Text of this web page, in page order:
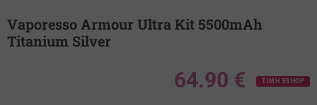
Vaporesso Armour Ultra Kit 5500mAh
Titanium Silver
64.90 € ΤΙΜΗ ESHOP